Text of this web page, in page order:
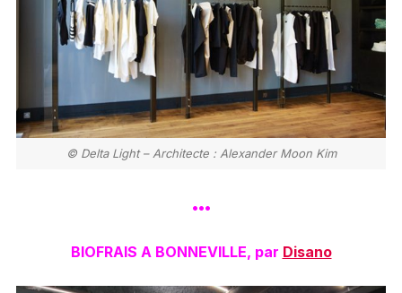
© Delta Light – Architecte : Alexander Moon Kim
•••
BIOFRAIS A BONNEVILLE, par Disano